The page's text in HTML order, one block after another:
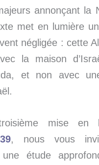
annonçant la
met en lumière
négligée : cette
la maison
et non avec
mise en
, nous vous
étude